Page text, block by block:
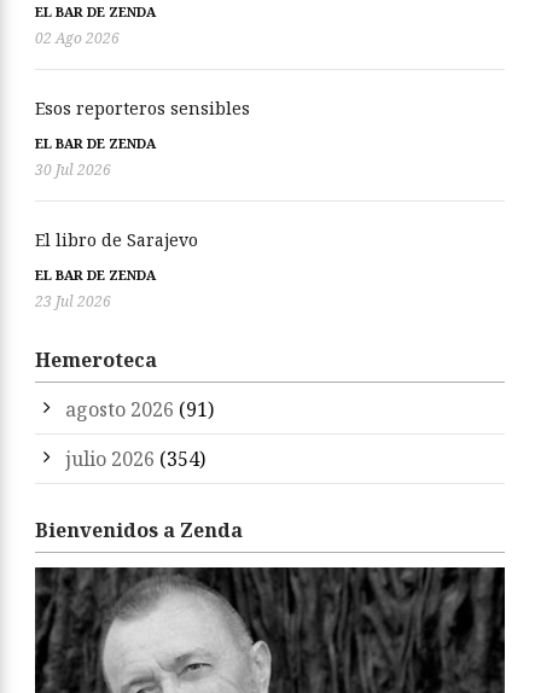
EL BAR DE ZENDA
02 Ago 2026
Esos reporteros sensibles
EL BAR DE ZENDA
30 Jul 2026
El libro de Sarajevo
EL BAR DE ZENDA
23 Jul 2026
Hemeroteca
agosto 2026 (91)
julio 2026 (354)
Bienvenidos a Zenda